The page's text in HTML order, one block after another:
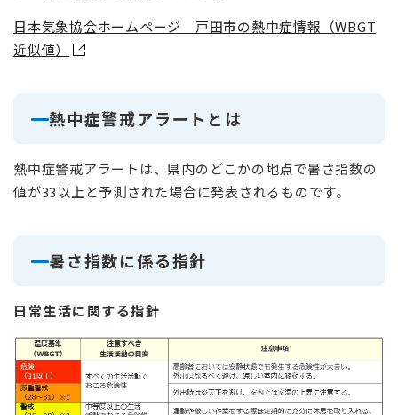
日本気象協会ホームページ 戸田市の熱中症情報（WBGT
近似値）
熱中症警戒アラートとは
熱中症警戒アラートは、県内のどこかの地点で暑さ指数の
値が33以上と予測された場合に発表されるものです。
暑さ指数に係る指針
日常生活に関する指針